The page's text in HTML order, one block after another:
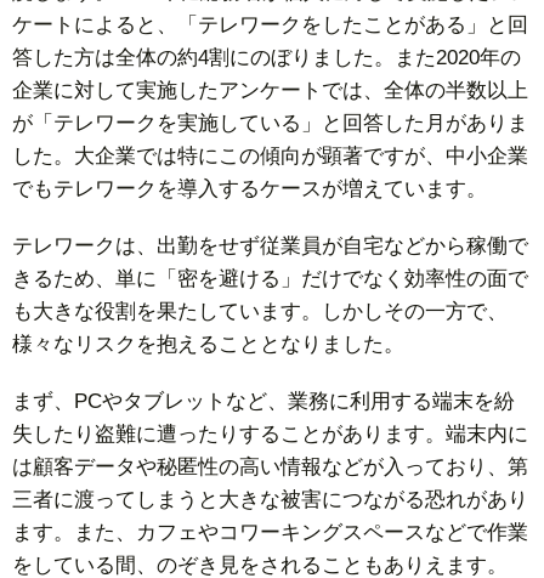
ケートによると、「テレワークをしたことがある」と回
答した方は全体の約4割にのぼりました。また2020年の
企業に対して実施したアンケートでは、全体の半数以上
が「テレワークを実施している」と回答した月がありま
した。大企業では特にこの傾向が顕著ですが、中小企業
でもテレワークを導入するケースが増えています。
テレワークは、出勤をせず従業員が自宅などから稼働で
きるため、単に「密を避ける」だけでなく効率性の面で
も大きな役割を果たしています。しかしその一方で、
様々なリスクを抱えることとなりました。
まず、PCやタブレットなど、業務に利用する端末を紛
失したり盗難に遭ったりすることがあります。端末内に
は顧客データや秘匿性の高い情報などが入っており、第
三者に渡ってしまうと大きな被害につながる恐れがあり
ます。また、カフェやコワーキングスペースなどで作業
をしている間、のぞき見をされることもありえます。